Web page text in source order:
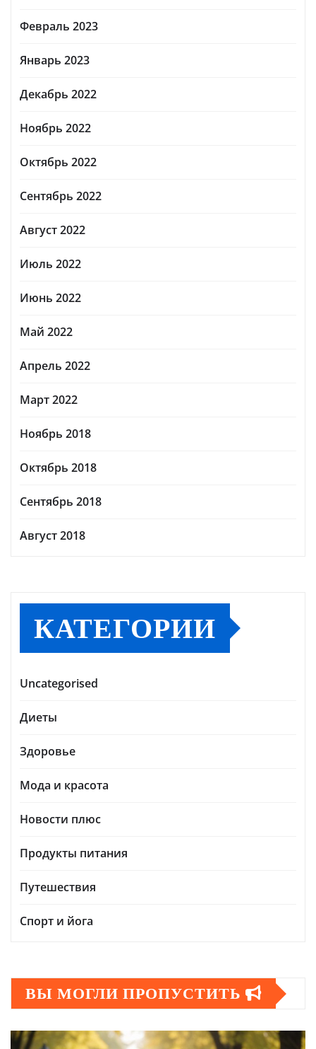
Февраль 2023
Январь 2023
Декабрь 2022
Ноябрь 2022
Октябрь 2022
Сентябрь 2022
Август 2022
Июль 2022
Июнь 2022
Май 2022
Апрель 2022
Март 2022
Ноябрь 2018
Октябрь 2018
Сентябрь 2018
Август 2018
КАТЕГОРИИ
Uncategorised
Диеты
Здоровье
Мода и красота
Новости плюс
Продукты питания
Путешествия
Спорт и йога
ВЫ МОГЛИ ПРОПУСТИТЬ